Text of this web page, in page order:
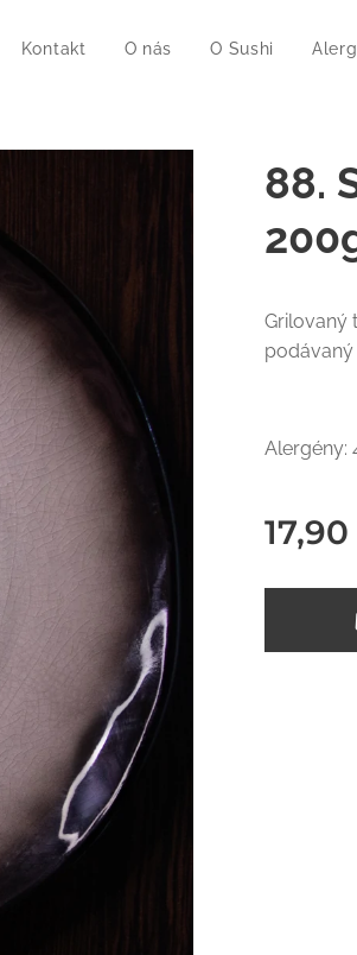
Kontakt O nás O Sushi
88.
Grilovaný
Alergény:
17,90